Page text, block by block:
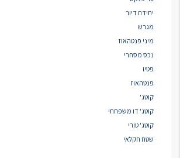
יחידת דיור
מגרש
מיני פנטהאוז
נכס מסחרי
פטיו
פנטהאוז
קוטג'
קוטג' דו משפחתי
קוטג' טורי
שטח חקלאי